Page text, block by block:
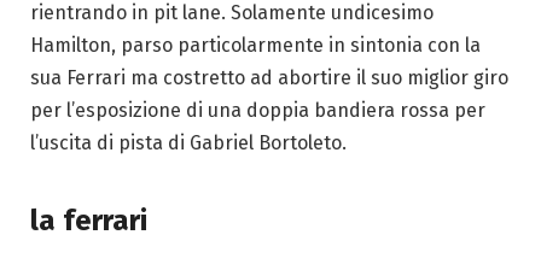
rientrando in pit lane. Solamente undicesimo
Hamilton, parso particolarmente in sintonia con la
sua Ferrari ma costretto ad abortire il suo miglior giro
per l’esposizione di una doppia bandiera rossa per
l’uscita di pista di Gabriel Bortoleto.
la ferrari